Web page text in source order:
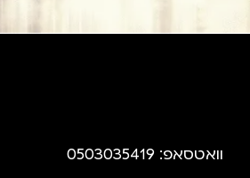
וואטסאפ: 0503035419